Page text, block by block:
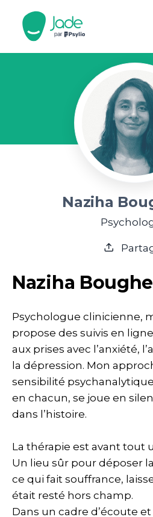
Naziha
Naziha
Psychologue clinicienne,
propose des suivis en
aux prises avec l’anxiété,
la dépression. Mon
sensibilité
en chacun, se joue en
dans l’histoire.
La thérapie est avant tout
Un lieu sûr pour déposer
ce qui fait souffrance,
était resté hors champ.
Dans un cadre d’écoute